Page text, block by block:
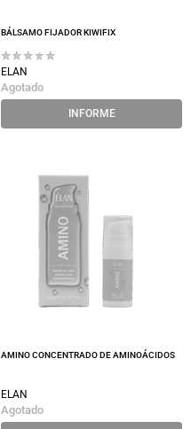
BÁLSAMO FIJADOR KIWIFIX
ELAN
Agotado
INFORME
AMINO CONCENTRADO DE AMINOÁCIDOS
ELAN
Agotado